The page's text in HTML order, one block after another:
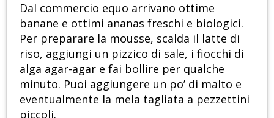
Dal commercio equo arrivano ottime
banane e ottimi ananas freschi e biologici.
Per preparare la mousse, scalda il latte di
riso, aggiungi un pizzico di sale, i fiocchi di
alga agar-agar e fai bollire per qualche
minuto. Puoi aggiungere un po’ di malto e
eventualmente la mela tagliata a pezzettini
piccoli.